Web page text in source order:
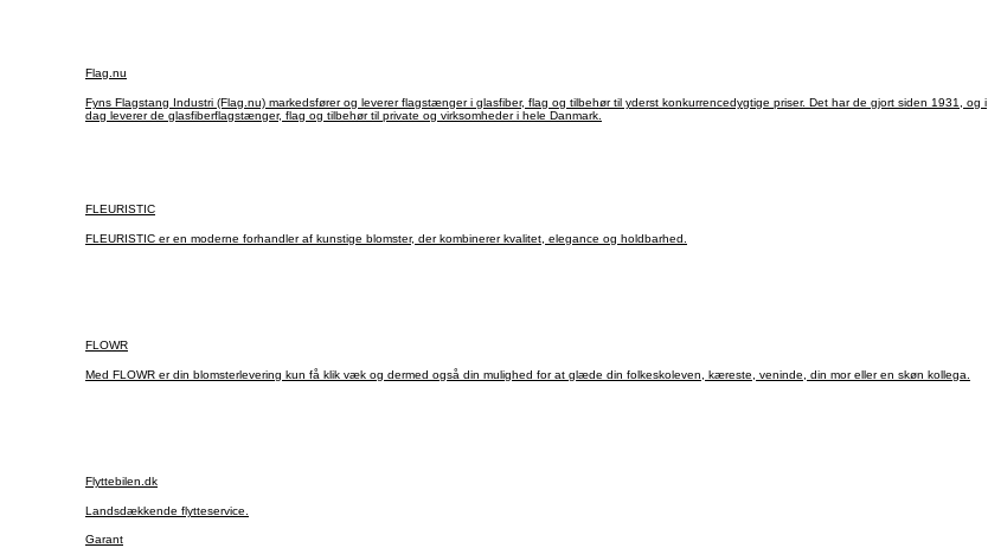
Flag.nu
Fyns Flagstang Industri (Flag.nu) markedsfører og leverer flagstænger i glasfiber, flag og tilbehør til yderst konkurrencedygtige priser. Det har de gjort siden 1931, og i
dag leverer de glasfiberflagstænger, flag og tilbehør til private og virksomheder i hele Danmark.
FLEURISTIC
FLEURISTIC er en moderne forhandler af kunstige blomster, der kombinerer kvalitet, elegance og holdbarhed.
FLOWR
Med FLOWR er din blomsterlevering kun få klik væk og dermed også din mulighed for at glæde din folkeskoleven, kæreste, veninde, din mor eller en skøn kollega.
Flyttebilen.dk
Landsdækkende flytteservice.
Garant